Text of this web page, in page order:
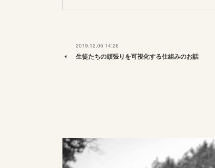
2019.12.05 14:26
生徒たちの頑張りを可視化する仕組みのお話